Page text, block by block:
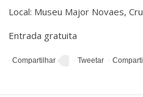
Local: Museu Major Novaes,
Entrada gratuita